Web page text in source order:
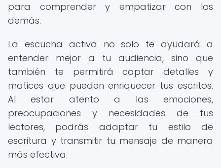
para comprender y empatizar con los
demás.
La escucha activa no solo te ayudará a
entender mejor a tu audiencia, sino que
también te permitirá captar detalles y
matices que pueden enriquecer tus escritos.
Al estar atento a las emociones,
preocupaciones y necesidades de tus
lectores, podrás adaptar tu estilo de
escritura y transmitir tu mensaje de manera
más efectiva.